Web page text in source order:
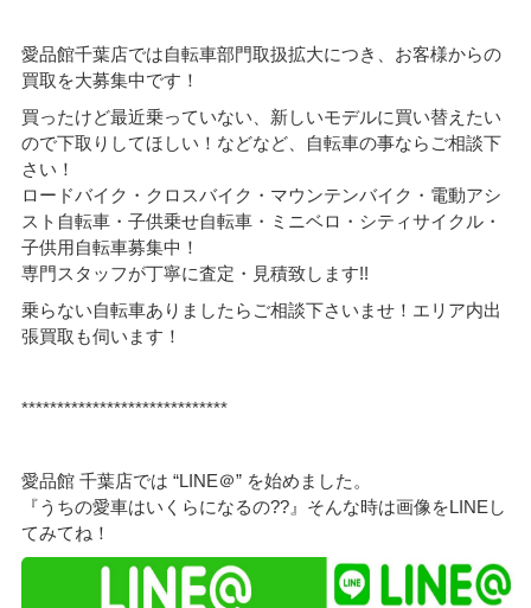
愛品館千葉店では自転車部門取扱拡大につき、お客様からの
買取を大募集中です！
買ったけど最近乗っていない、新しいモデルに買い替えたい
ので下取りしてほしい！などなど、自転車の事ならご相談下
さい！
ロードバイク・クロスバイク・マウンテンバイク・電動アシ
スト自転車・子供乗せ自転車・ミニベロ・シティサイクル・
子供用自転車募集中！
専門スタッフが丁寧に査定・見積致します!!
乗らない自転車ありましたらご相談下さいませ！エリア内出
張買取も伺います！
*****************************
愛品館 千葉店では “LINE＠” を始めました。
『うちの愛車はいくらになるの??』そんな時は画像をLINEし
てみてね！